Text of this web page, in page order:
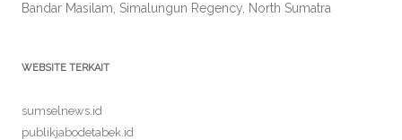
Bandar Masilam, Simalungun Regency, North Sumatra
WEBSITE TERKAIT
sumselnews.id
publikjabodetabek.id